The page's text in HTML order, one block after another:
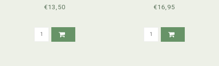
(2023)
€13,50
RISERVA DOC (2021)
€16,95